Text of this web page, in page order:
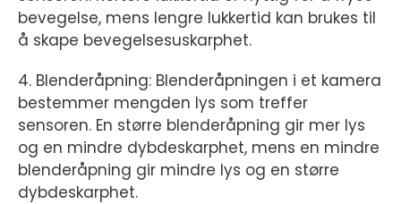
bevegelse, mens lengre lukkertid kan brukes til
å skape bevegelsesuskarphet.
4. Blenderåpning: Blenderåpningen i et kamera
bestemmer mengden lys som treffer
sensoren. En større blenderåpning gir mer lys
og en mindre dybdeskarphet, mens en mindre
blenderåpning gir mindre lys og en større
dybdeskarphet.